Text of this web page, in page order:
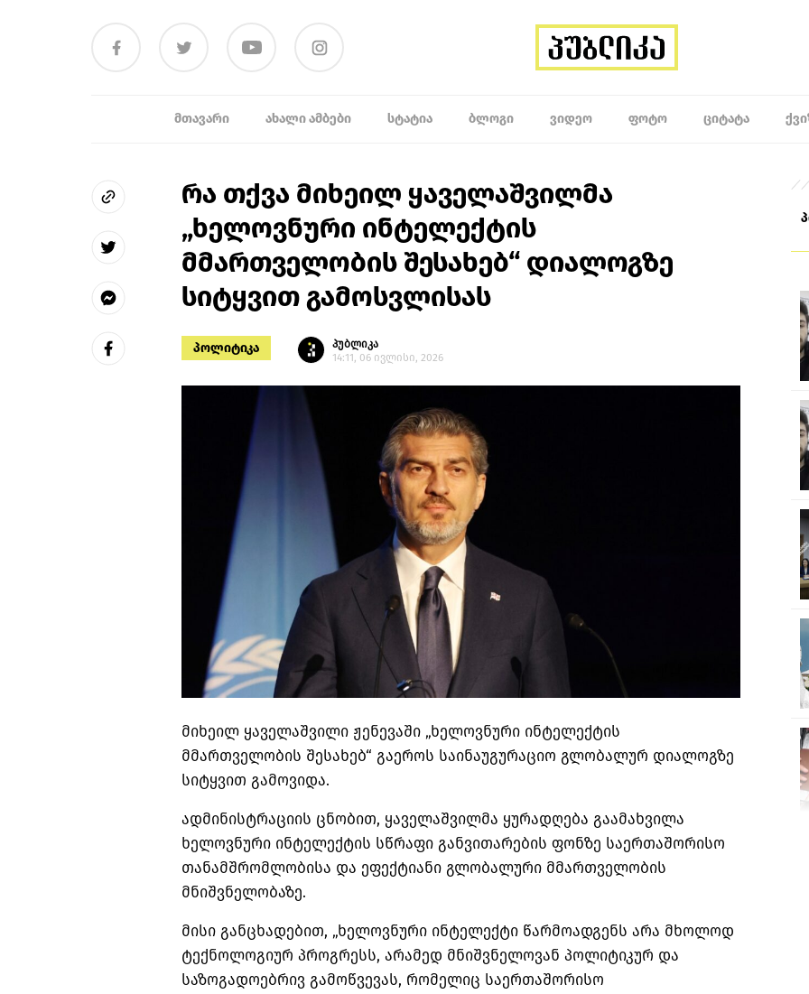
ᲛᲗᲐᲕᲐᲠᲘ ᲐᲮᲐᲚᲘ ᲐᲛᲑᲔᲑᲘ ᲡᲢᲐᲢᲘᲐ ᲑᲚᲝᲒᲘ ᲕᲘᲓᲔᲝ ᲤᲝᲢᲝ ᲪᲘᲢᲐᲢᲐ
რა თქვა მიხეილ ყაველაშვილმა
„ხელოვნური ინტელექტის
მმართველობის შესახებ“ დიალოგზე
სიტყვით გამოსვლისას
პოლიტიკა
პუბლიკა
14:11, 06 ივლისი, 2026
მიხეილ ყაველაშვილი ჟენევაში „ხელოვნური ინტელექტის
მმართველობის შესახებ“ გაეროს საინაუგურაციო გლობალურ დიალოგზე
სიტყვით გამოვიდა.
ადმინისტრაციის ცნობით, ყაველაშვილმა ყურადღება გაამახვილა
ხელოვნური ინტელექტის სწრაფი განვითარების ფონზე საერთაშორისო
თანამშრომლობისა და ეფექტიანი გლობალური მმართველობის
მნიშვნელობაზე.
მისი განცხადებით, „ხელოვნური ინტელექტი წარმოადგენს არა მხოლოდ
ტექნოლოგიურ პროგრესს, არამედ მნიშვნელოვან პოლიტიკურ და
საზოგადოებრივ გამოწვევას, რომელიც საერთაშორისო